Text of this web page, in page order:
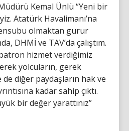
Kemal Ünlü “Yeni bir
Atatürk Havalimanı’na
olmaktan gurur
DHMİ ve TAV’da çalıştım.
hizmet verdiğimiz
yolcuların, gerek
de diğer paydaşların hak ve
kadar sahip çıktı.
bir değer yarattınız”